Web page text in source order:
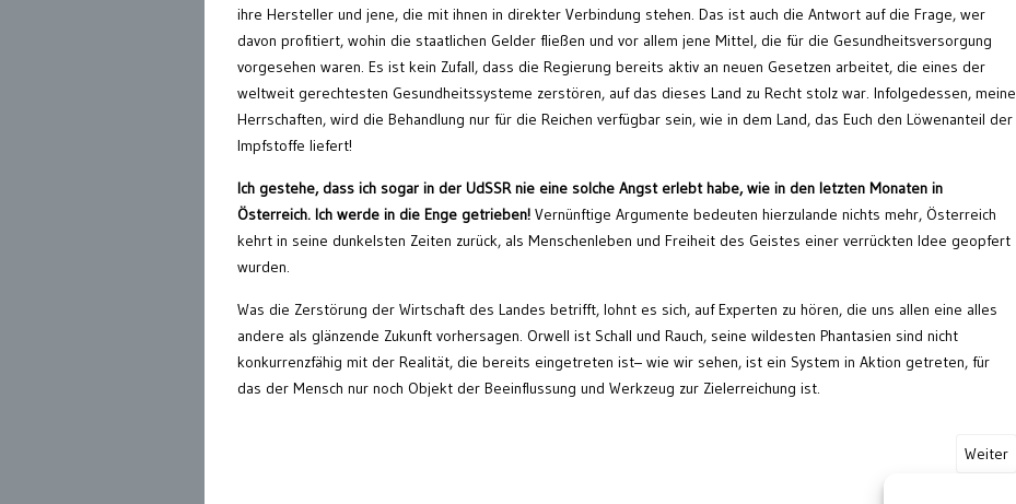
ihre Hersteller und jene, die mit ihnen in direkter Verbindung stehen. Das ist auch die Antwort auf die Frage, wer
davon profitiert, wohin die staatlichen Gelder fließen und vor allem jene Mittel, die für die Gesundheitsversorgung
vorgesehen waren. Es ist kein Zufall, dass die Regierung bereits aktiv an neuen Gesetzen arbeitet, die eines der
weltweit gerechtesten Gesundheitssysteme zerstören, auf das dieses Land zu Recht stolz war. Infolgedessen, meine
Herrschaften, wird die Behandlung nur für die Reichen verfügbar sein, wie in dem Land, das Euch den Löwenanteil der
Impfstoffe liefert!
Ich gestehe, dass ich sogar in der UdSSR nie eine solche Angst erlebt habe, wie in den letzten Monaten in
Österreich. Ich werde in die Enge getrieben! Vernünftige Argumente bedeuten hierzulande nichts mehr, Österreich
kehrt in seine dunkelsten Zeiten zurück, als Menschenleben und Freiheit des Geistes einer verrückten Idee geopfert
wurden.
Was die Zerstörung der Wirtschaft des Landes betrifft, lohnt es sich, auf Experten zu hören, die uns allen eine alles
andere als glänzende Zukunft vorhersagen. Orwell ist Schall und Rauch, seine wildesten Phantasien sind nicht
konkurrenzfähig mit der Realität, die bereits eingetreten ist– wie wir sehen, ist ein System in Aktion getreten, für
das der Mensch nur noch Objekt der Beeinflussung und Werkzeug zur Zielerreichung ist.
Weiter